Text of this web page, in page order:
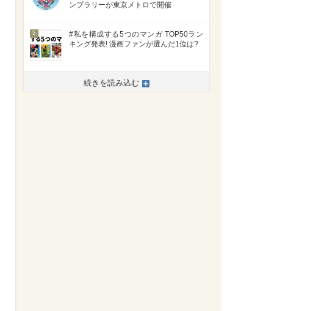
ンプラリーが東京メトロで開催
5
#私を構成する5つのマンガ TOP50ラン
キング発表! 漫画ファンが選んだ1位は?
続きを読み込む